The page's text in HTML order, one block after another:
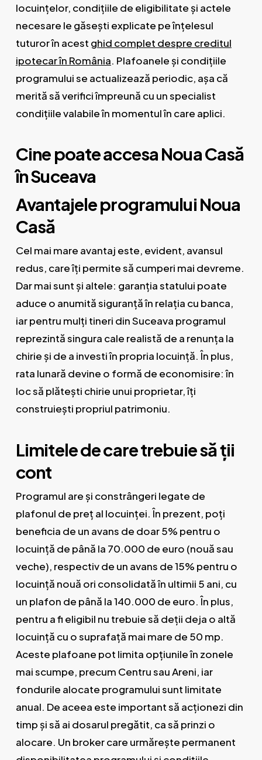
locuințelor, condițiile de eligibilitate și actele
necesare le găsești explicate pe înțelesul
tuturor în acest ghid complet despre creditul
ipotecar în România. Plafoanele și condițiile
programului se actualizează periodic, așa că
merită să verifici împreună cu un specialist
condițiile valabile în momentul în care aplici.
Cine poate accesa Noua Casă
în Suceava
Avantajele programului Noua
Casă
Cel mai mare avantaj este, evident, avansul
redus, care îți permite să cumperi mai devreme.
Dar mai sunt și altele: garanția statului poate
aduce o anumită siguranță în relația cu banca,
iar pentru mulți tineri din Suceava programul
reprezintă singura cale realistă de a renunța la
chirie și de a investi în propria locuință. În plus,
rata lunară devine o formă de economisire: în
loc să plătești chirie unui proprietar, îți
construiești propriul patrimoniu.
Limitele de care trebuie să ții
cont
Programul are și constrângeri legate de
plafonul de preț al locuinței. În prezent, poți
beneficia de un avans de doar 5% pentru o
locuință de până la 70.000 de euro (nouă sau
veche), respectiv de un avans de 15% pentru o
locuință nouă ori consolidată în ultimii 5 ani, cu
un plafon de până la 140.000 de euro. În plus,
pentru a fi eligibil nu trebuie să deții deja o altă
locuință cu o suprafață mai mare de 50 mp.
Aceste plafoane pot limita opțiunile în zonele
mai scumpe, precum Centru sau Areni, iar
fondurile alocate programului sunt limitate
anual. De aceea este important să acționezi din
timp și să ai dosarul pregătit, ca să prinzi o
alocare. Un broker care urmărește permanent